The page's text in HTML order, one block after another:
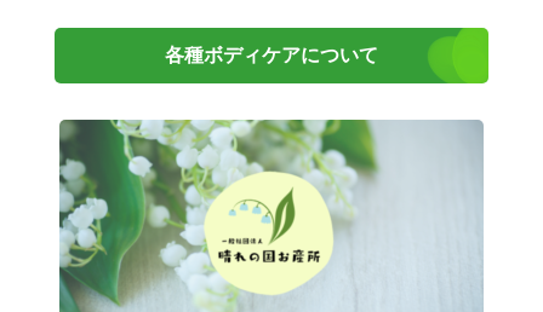
各種ボディケアについて